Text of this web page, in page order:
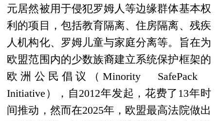
元居然被用于侵犯罗姆人等边缘群体基本权
利的项目，包括教育隔离、住房隔离、残疾
人机构化、罗姆儿童与家庭分离等。旨在为
欧盟范围内的少数族裔建立系统保护框架的
欧洲公民倡议（Minority SafePack
Initiative），自2012年发起，花费了13年时
间推动，然而在2025年，欧盟最高法院做出